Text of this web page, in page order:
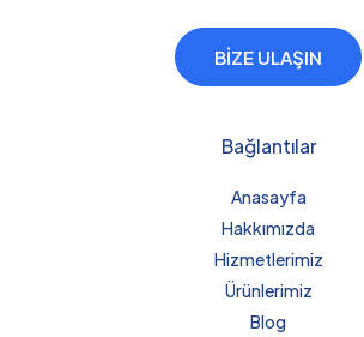
BİZE ULAŞIN
Bağlantılar
Anasayfa
Hakkımızda
Hizmetlerimiz
Ürünlerimiz
Blog